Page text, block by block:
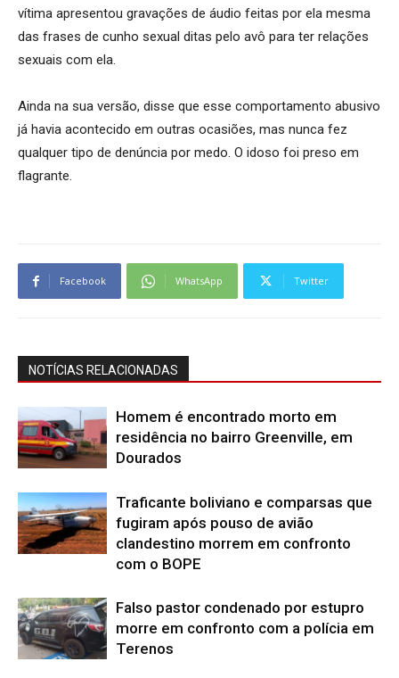
vítima apresentou gravações de áudio feitas por ela mesma
das frases de cunho sexual ditas pelo avô para ter relações
sexuais com ela.
Ainda na sua versão, disse que esse comportamento abusivo
já havia acontecido em outras ocasiões, mas nunca fez
qualquer tipo de denúncia por medo. O idoso foi preso em
flagrante.
Facebook WhatsApp Twitter
NOTÍCIAS RELACIONADAS
Homem é encontrado morto em
residência no bairro Greenville, em
Dourados
Traficante boliviano e comparsas que
fugiram após pouso de avião
clandestino morrem em confronto
com o BOPE
Falso pastor condenado por estupro
morre em confronto com a polícia em
Terenos